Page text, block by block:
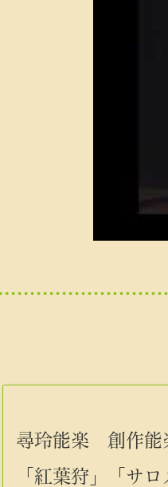
尋玲能楽 創作能
「紅葉狩」「サ